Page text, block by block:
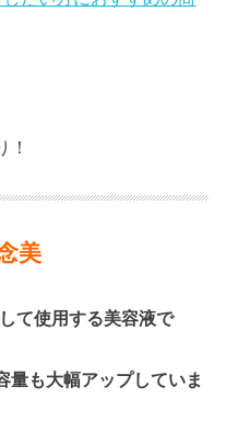
！
美
て使用する美容液で
量も大幅アップしていま